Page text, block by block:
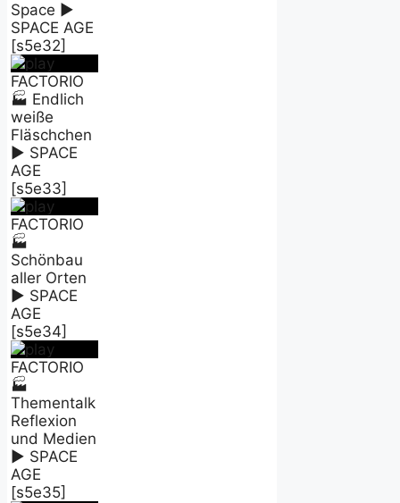
Space ►
SPACE AGE
[s5e32]
FACTORIO
🏭 Endlich
weiße
Fläschchen
► SPACE
AGE
[s5e33]
FACTORIO
🏭
Schönbau
aller Orten
► SPACE
AGE
[s5e34]
FACTORIO
🏭
Thementalk
Reflexion
und Medien
► SPACE
AGE
[s5e35]